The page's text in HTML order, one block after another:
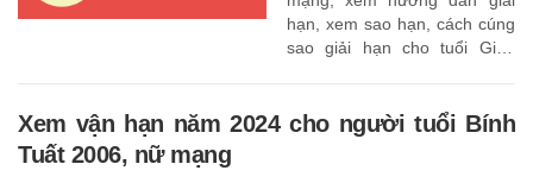
hạn, xem sao hạn, cách cúng
sao giải hạn cho tuổi Giáp
Xem vận hạn năm 2024 cho người tuổi Bính
Tuất 2006, nữ mạng